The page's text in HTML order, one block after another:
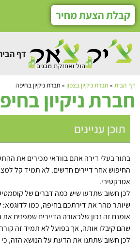
קבלת הצעת מחיר
דף
דף הבית » חברת ניקיון בצפון » חברת ניקיון בחיפה
חברת ניקיון
תוכן עניינים
בתור בעלי דירה אתם בוודאי מכירים את
החיפוש אחר דיירים חדשים. לא תמיד קל
אטרקטיבי.
לכן חשוב שתדעו שיש כמה דברים של
שיותר מהר את דירתכם בחיפה, כמו לדוגמא:
אומנם זה נכון שלכאורה הדיירים שמפנים
שהם קיבלו אותה, אך בפועל לא תמיד זה
לכן חשוב שתתנו את הדעת על הנושא הזה,